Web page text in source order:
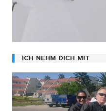
ICH NEHM DICH MIT